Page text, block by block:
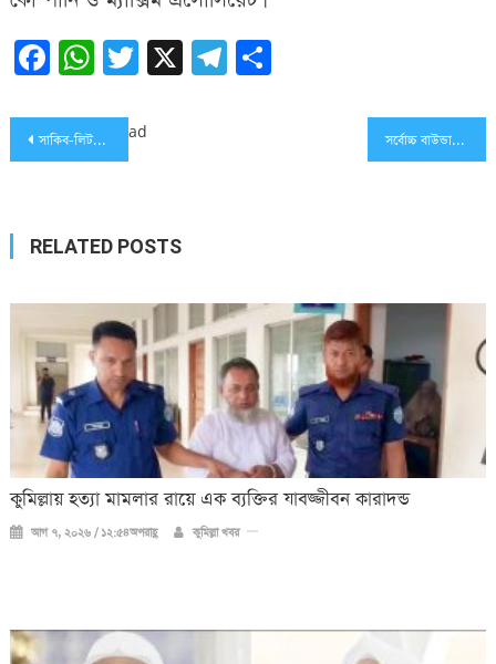
Facebook
WhatsApp
Twitter
X Telegram
Share
Post
সাকিব-লিটনে দুর্দান্ত জয় বাংলাদেশের সর্বোচ্চ বাউন্ডারিতে শীর্ষে সাকিব
ad
RELATED POSTS
কুমিল্লায় হত্যা মামলার রায়ে এক ব্যক্তির যাবজ্জীবন কারাদন্ড
আগ ৭, ২০২৬ / ১২:৫৪অপরাহ্ণ কুমিল্লা খবর